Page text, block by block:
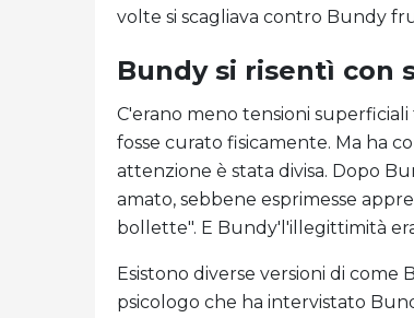
volte si scagliava contro Bundy
Bundy si risentì con
C'erano meno tensioni
fosse curato fisicamente. Ma ha
attenzione è stata divisa. Dopo
amato, sebbene esprimesse
bollette". E Bundy'l'illegittimità
Esistono diverse versioni di come
psicologo che ha intervistato